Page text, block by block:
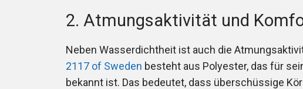
2. Atmungsaktivität und
Neben Wasserdichtheit ist auch die
2117 of Sweden besteht aus Polyester, das für
bekannt ist. Das bedeutet, dass überschüssige